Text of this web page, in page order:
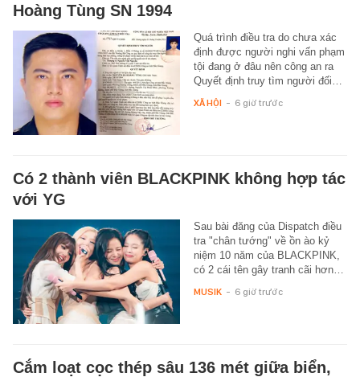
Hoàng Tùng SN 1994
Quá trình điều tra do chưa xác
định được người nghi vấn phạm
tội đang ở đâu nên công an ra
Quyết định truy tìm người đối…
XÃ HỘI - 6 giờ trước
Có 2 thành viên BLACKPINK không hợp tác
với YG
Sau bài đăng của Dispatch điều
tra "chân tướng" về ồn ào kỷ
niệm 10 năm của BLACKPINK,
có 2 cái tên gây tranh cãi hơn…
MUSIK - 6 giờ trước
Cắm loạt cọc thép sâu 136 mét giữa biển,